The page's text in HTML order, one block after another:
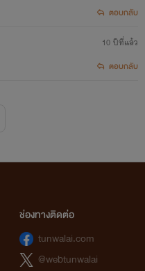
ตอบกลับ
10 ปีที่แล้ว
ตอบกลับ
ช่องทางติดต่อ
tunwalai.com
@webtunwalai